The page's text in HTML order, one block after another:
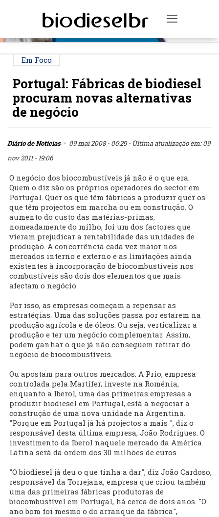
Toggle
Em Foco
Portugal: Fábricas de biodiesel
procuram novas alternativas
de negócio
Diário de Notícias- 09 mai 2008 - 06:29- Última atualização em: 09
nov 2011 - 19:06
O negócio dos biocombustíveis já não é o que era.
Quem o diz são os próprios operadores do sector em
Portugal. Quer os que têm fábricas a produzir quer os
que têm projectos em marcha ou em construção. O
aumento do custo das matérias-primas,
nomeadamente do milho, foi um dos factores que
vieram prejudicar a rentabilidade das unidades de
produção. A concorrência cada vez maior nos
mercados interno e externo e as limitações ainda
existentes à incorporação de biocombustíveis nos
combustíveis são dois dos elementos que mais
afectam o negócio.
Por isso, as empresas começam a repensar as
estratégias. Uma das soluções passa por estarem na
produção agrícola e de óleos. Ou seja, verticalizar a
produção e ter um negócio complementar. Assim,
podem ganhar o que já não conseguem retirar do
negócio de biocombustíveis.
Ou apostam para outros mercados. A Prio, empresa
controlada pela Martifer, investe na Roménia,
enquanto a Iberol, uma das primeiras empresas a
produzir biodiesel em Portugal, está a negociar a
construção de uma nova unidade na Argentina.
"Porque em Portugal já há projectos a mais ", diz o
responsável desta última empresa, João Rodrigues. O
investimento da Iberol naquele mercado da América
Latina será da ordem dos 30 milhões de euros.
"O biodiesel já deu o que tinha a dar", diz João Cardoso,
responsável da Torrejana, empresa que criou também
uma das primeiras fábricas produtoras de
biocombustível em Portugal, há cerca de dois anos. "O
ano bom foi mesmo o do arranque da fábrica",